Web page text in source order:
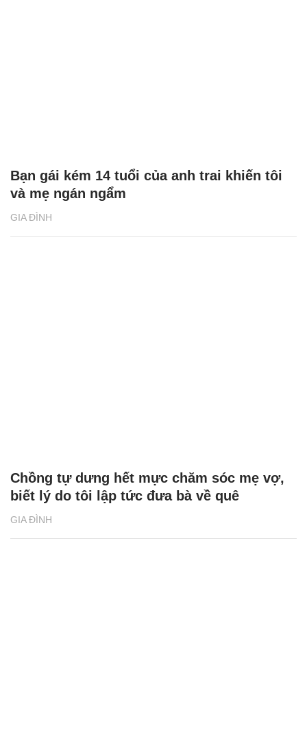
GIA ĐÌNH
Bạn gái kém 14 tuổi của anh trai khiến tôi
và mẹ ngán ngẩm
GIA ĐÌNH
Chồng tự dưng hết mực chăm sóc mẹ vợ,
biết lý do tôi lập tức đưa bà về quê